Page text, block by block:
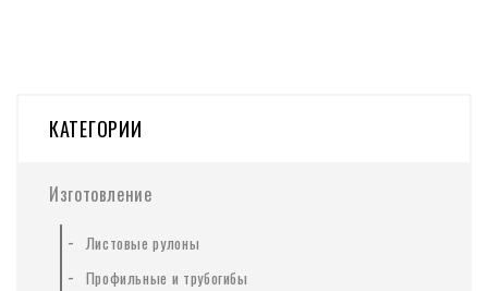
КАТЕГОРИИ
Изготовление
- Листовые рулоны
- Профильные и трубогибы